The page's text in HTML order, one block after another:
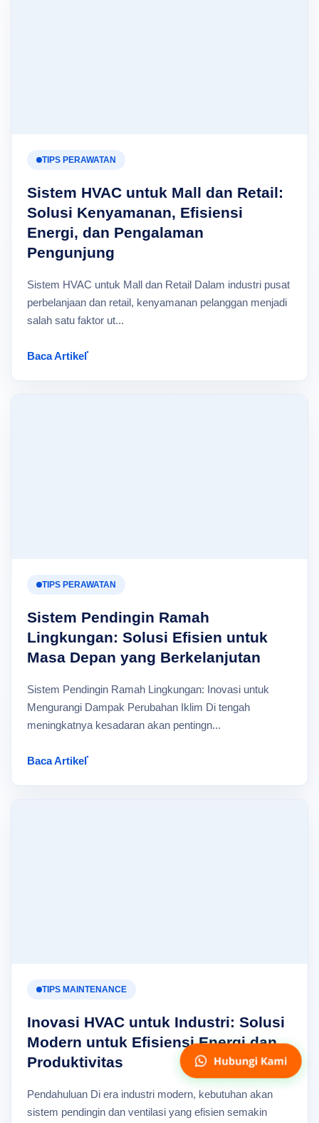
TIPS PERAWATAN
Sistem HVAC untuk Mall dan Retail:
Solusi Kenyamanan, Efisiensi
Energi, dan Pengalaman
Pengunjung
Sistem HVAC untuk Mall dan Retail Dalam industri pusat
perbelanjaan dan retail, kenyamanan pelanggan menjadi
salah satu faktor ut...
Baca Artikel
TIPS PERAWATAN
Sistem Pendingin Ramah
Lingkungan: Solusi Efisien untuk
Masa Depan yang Berkelanjutan
Sistem Pendingin Ramah Lingkungan: Inovasi untuk
Mengurangi Dampak Perubahan Iklim Di tengah
meningkatnya kesadaran akan pentingn...
Baca Artikel
TIPS MAINTENANCE
Inovasi HVAC untuk Industri: Solusi
Modern untuk Efisiensi Energi dan
Produktivitas
Pendahuluan Di era industri modern, kebutuhan akan
sistem pendingin dan ventilasi yang efisien semakin